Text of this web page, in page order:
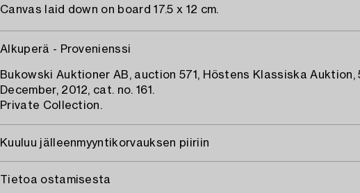
Canvas laid down on board 17.5 x 12 cm.
Alkuperä - Provenienssi
Bukowski Auktioner AB, auction 571, Höstens Klassiska Auktion,
December, 2012, cat. no. 161.
Private Collection.
Kuuluu jälleenmyyntikorvauksen piiriin
Tietoa ostamisesta